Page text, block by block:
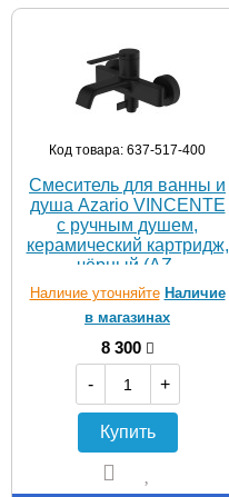
Код товара: 637-517-400
Смеситель для ванны и
душа Azario VINCENTE
с ручным душем,
керамический картридж,
чёрный (AZ-
VRZ2338326PA)
Наличие уточняйте Наличие
в магазинах
8 300
-
+
Купить